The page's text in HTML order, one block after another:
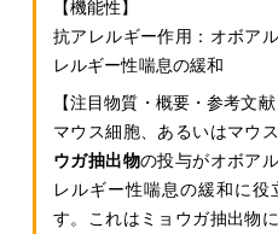
抗アレルギー作用： オボア
レルギー性喘息の緩和
マウス細胞、あるいはマウ
ウガ抽出物の投与がオボア
レルギー性喘息の緩和に
す。これはミョウガ抽出物